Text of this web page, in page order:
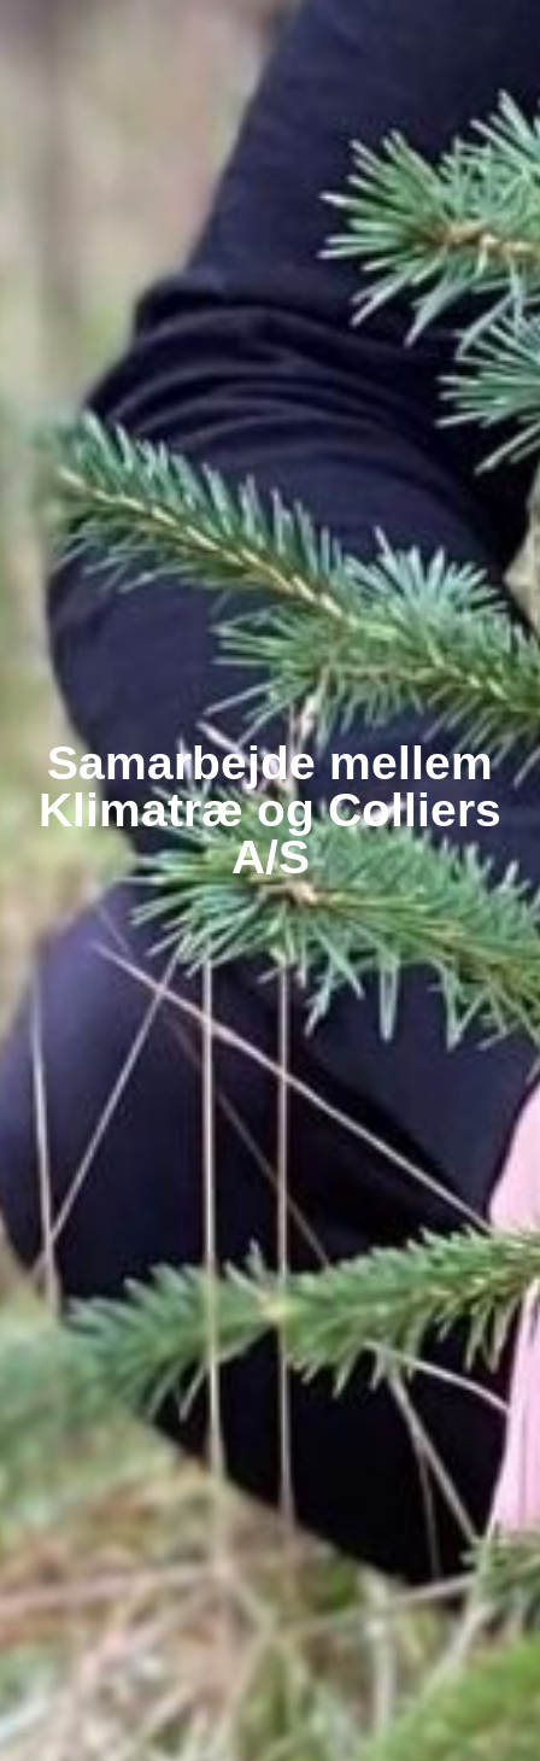
Samarbejde mellem
Klimatræ og Colliers
A/S